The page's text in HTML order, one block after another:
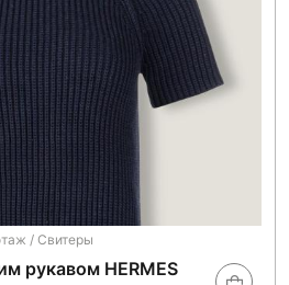
/ Свитеры
рукавом HERMES